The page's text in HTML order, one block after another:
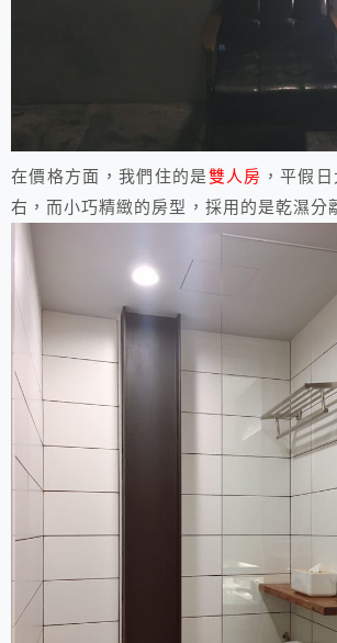
在價格方面，我們住的是雙人房 ，平假
右，而小巧精緻的房型，採用的是乾濕分